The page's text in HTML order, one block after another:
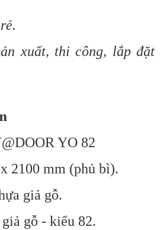
xuất, thi công, lắp đặt
YO 82
2100 mm (phủ bì).
giả gỗ.
gỗ - kiểu 82.